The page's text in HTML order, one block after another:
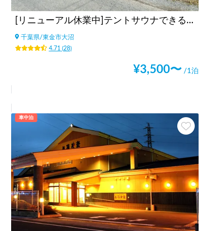
[リニューアル休業中]テントサウナできるスポットsalon pheasant(サロンフェーザント)
千葉県/東金市大沼
4.71 (28)
¥3,500〜 /1泊
車中泊